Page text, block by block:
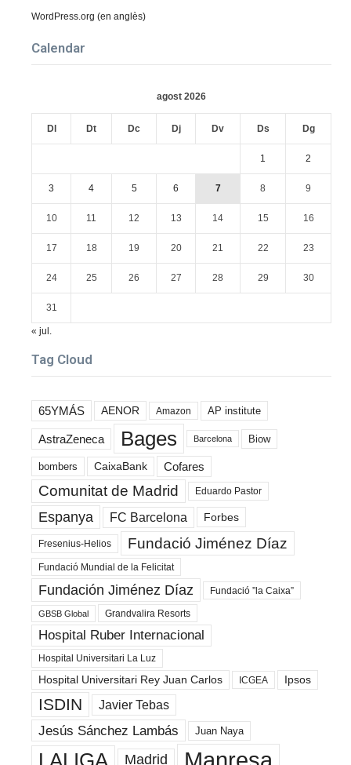
WordPress.org (en anglès)
Calendar
agost 2026
Dl Dt Dc Dj Dv Ds Dg
1 2
3 4 5 6 7 8 9
10 11 12 13 14 15 16
17 18 19 20 21 22 23
24 25 26 27 28 29 30
31
« jul.
Tag Cloud
65YMÁS AENOR Amazon AP institute
AstraZeneca Bages Barcelona Biow
bombers CaixaBank Cofares
Comunitat de Madrid Eduardo Pastor
Espanya FC Barcelona Forbes
Fresenius-Helios Fundació Jiménez Díaz
Fundació Mundial de la Felicitat
Fundación Jiménez Díaz Fundació ”la Caixa”
GBSB Global Grandvalira Resorts
Hospital Ruber Internacional
Hospital Universitari La Luz
Hospital Universitari Rey Juan Carlos ICGEA Ipsos
ISDIN Javier Tebas
Jesús Sánchez Lambás Juan Naya
LALIGA Madrid